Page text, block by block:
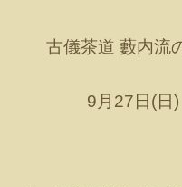
古儀茶道 藪内流
9 月 27日(日)